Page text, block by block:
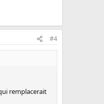
#4
remplacerait